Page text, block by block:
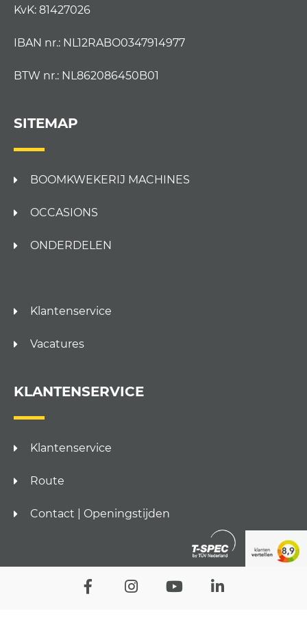
KvK: 81427026
IBAN nr.: NL12RABO0347914977
BTW nr.: NL862086450B01
SITEMAP
BOOMKWEKERIJ MACHINES
OCCASIONS
ONDERDELEN
Klantenservice
Vacatures
KLANTENSERVICE
Klantenservice
Route
Contact | Openingstijden